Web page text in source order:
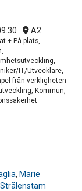
A2
+ På plats,
IT/Utvecklare,
från verkligheten
Kommun,
, Marie